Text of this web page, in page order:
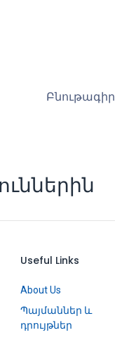
Բնութագիր
Useful Links
About Us
Պայմաններ և
դրույթներ